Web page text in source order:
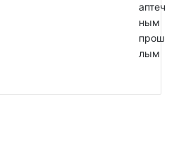
аптеч
ным
прош
лым